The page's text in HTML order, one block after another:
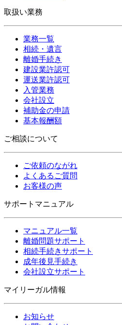
取扱い業務
業務一覧
相続・遺言
離婚手続き
建設業許認可
運送業許認可
入管業務
会社設立
補助金の申請
基本報酬額
ご相談について
ご依頼のながれ
よくあるご質問
お客様の声
サポートマニュアル
マニュアル一覧
離婚問題サポート
相続手続きサポート
成年後見手続き
会社設立サポート
マイリーガル情報
お知らせ